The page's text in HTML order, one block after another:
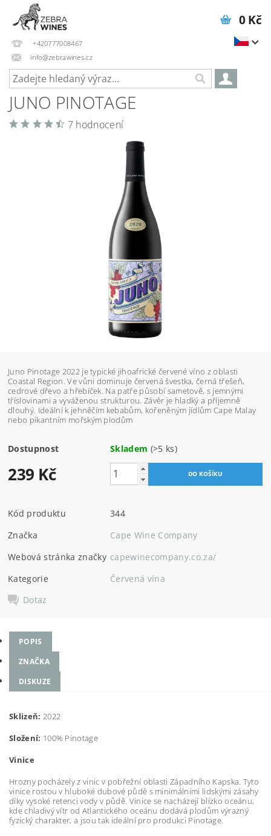
+420777008467
info@zebrawines.cz
0 Kč
JUNO PINOTAGE
7 hodnocení
Juno Pinotage 2022 je typické jihoafrické červené víno z oblasti
Coastal Region. Ve vůni dominuje červená švestka, černá třešeň,
cedrové dřevo a hřebíček. Na patře působí sametově, s jemnými
tříslovinami a vyváženou strukturou. Závěr je hladký a příjemně
dlouhý. Ideální k jehněčím kebabům, kořeněným jídlům Cape Malay
nebo pikantním mořským plodům
Dostupnost Skladem (>5 ks)
239 Kč
Kód produktu
344
Značka
Cape Wine Company
Webová stránka značky capewinecompany.co.za/
Kategorie
Červená vína
Dotaz
POPIS
ZNAČKA
DISKUZE
Sklizeň: 2022
Složení: 100% Pinotage
Vinice
Hrozny pocházely z vinic v pobřežní oblasti Západního Kapska. Tyto
vinice rostou v hluboké dubové půdě s minimálními lidskými zásahy
díky vysoké retenci vody v půdě. Vinice se nacházejí blízko oceánu,
kde chladivý vítr od Atlantického oceánu dodává plodům výrazný
fyzický charakter, a jsou tak ideální pro produkci Pinotage.